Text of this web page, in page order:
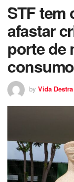
STF tem
afastar
porte de
by Vida